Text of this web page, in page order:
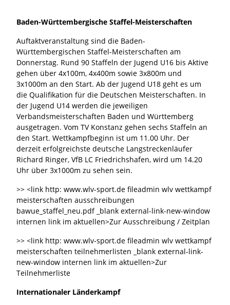
Baden-Württembergische Staffel-Meisterschaften
Auftaktveranstaltung sind die Baden-
Württembergischen Staffel-Meisterschaften am
Donnerstag. Rund 90 Staffeln der Jugend U16 bis Aktive
gehen über 4x100m, 4x400m sowie 3x800m und
3x1000m an den Start. Ab der Jugend U18 geht es um
die Qualifikation für die Deutschen Meisterschaften. In
der Jugend U14 werden die jeweiligen
Verbandsmeisterschaften Baden und Württemberg
ausgetragen. Vom TV Konstanz gehen sechs Staffeln an
den Start. Wettkampfbeginn ist um 11.00 Uhr. Der
derzeit erfolgreichste deutsche Langstreckenläufer
Richard Ringer, VfB LC Friedrichshafen, wird um 14.20
Uhr über 3x1000m zu sehen sein.
>> <link http: www.wlv-sport.de fileadmin wlv wettkampf
meisterschaften ausschreibungen
bawue_staffel_neu.pdf _blank external-link-new-window
internen link im aktuellen>Zur Ausschreibung / Zeitplan
>> <link http: www.wlv-sport.de fileadmin wlv wettkampf
meisterschaften teilnehmerlisten _blank external-link-
new-window internen link im aktuellen>Zur
Teilnehmerliste
Internationaler Länderkampf